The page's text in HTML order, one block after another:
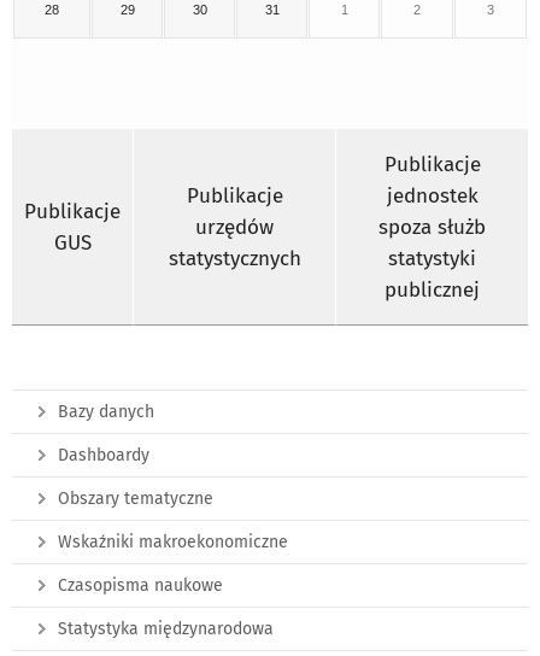
28 29 30 31 1 2 3
Publikacje
GUS
Publikacje
urzędów
statystycznych
Publikacje
jednostek
spoza służb
statystyki
publicznej
Bazy danych
Dashboardy
Obszary tematyczne
Wskaźniki makroekonomiczne
Czasopisma naukowe
Statystyka międzynarodowa